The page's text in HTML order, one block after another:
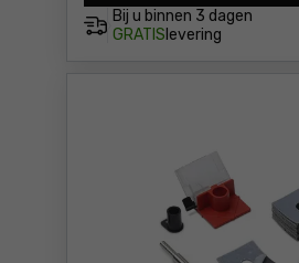
Bij u binnen 3 dagen
GRATIS levering